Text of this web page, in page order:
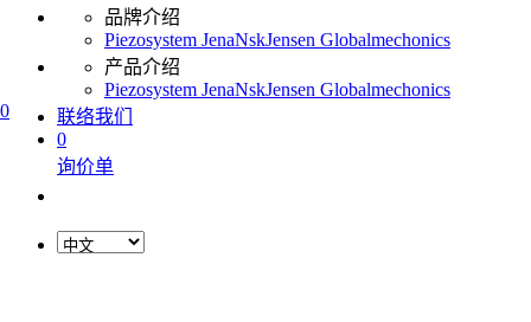
0
品牌介绍
Piezosystem JenaNskJensen Globalmechonics
产品介绍
Piezosystem JenaNskJensen Globalmechonics
联络我们
0
询价单